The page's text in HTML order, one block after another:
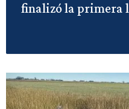
finalizó la primera